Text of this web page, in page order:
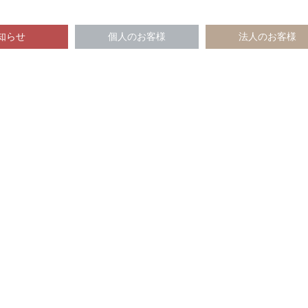
らせ 個人のお客様 法人のお客様